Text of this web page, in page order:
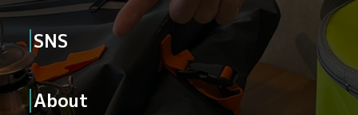
SNS
About